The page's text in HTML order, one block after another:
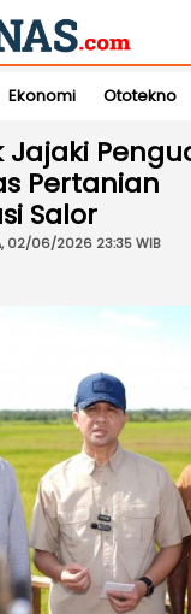
Ekonomi Ototekno
Jajaki
Pertanian
Salor
02/06/2026 23:35 WIB